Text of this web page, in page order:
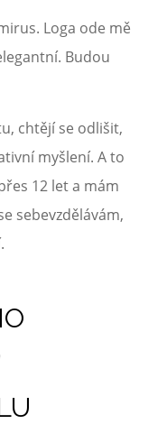
Loga ode mě
Budou
chtějí se odlišit,
myšlení. A to
12 leta mám
sebevzdělávám,